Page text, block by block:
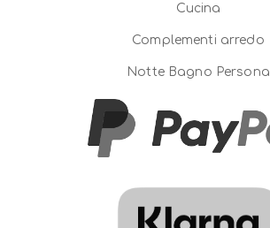
Cucina
Complementi arredo
Notte Bagno Persona